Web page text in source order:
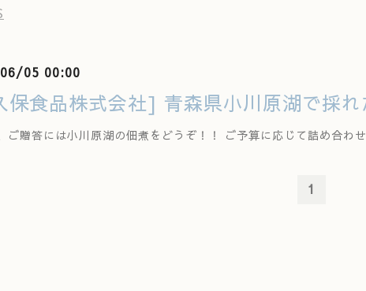
05 00:00
保食品株式会社] 青森県小川原湖で採れ
ご贈答には小川原湖の佃煮をどうぞ！！ ご予算に応じて詰め合わせ
1